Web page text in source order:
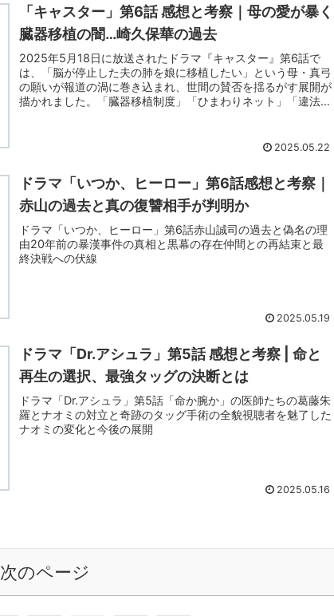
「キャスター」第6話 感想と考察｜母の愛が暴く
臓器移植の闇…崎久保華の過去
2025年5月18日に放送されたドラマ『キャスター』第6話で
は、「脳が停止した夫の肺を娘に移植したい」という母・真弓
の願いが報道の渦に巻き込まれ、世間の賛否を揺るがす展開が
描かれました。「臓器移植制度」「ひまわりネット」「違法移
2025.05.22
ドラマ「いつか、ヒーロー」第6話感想と考察｜
赤山の過去と真の復讐相手が判明か
ドラマ「いつか、ヒーロー」第6話赤山誠司の過去と偽名の理
由20年前の暴漢事件の真相と黒幕の存在仲間との再結束と最
終決戦への伏線
2025.05.19
ドラマ「Dr.アシュラ」第5話 感想と考察 | 命と
再生の選択、最強タッグの決断とは
ドラマ「Dr.アシュラ」第5話「命か腕か」の医師たちの葛藤朱
羅とナオミの対立と奇跡のタッグ手術の全貌視聴者を魅了した
ナオミの変化と今後の展開
2025.05.16
次のページ